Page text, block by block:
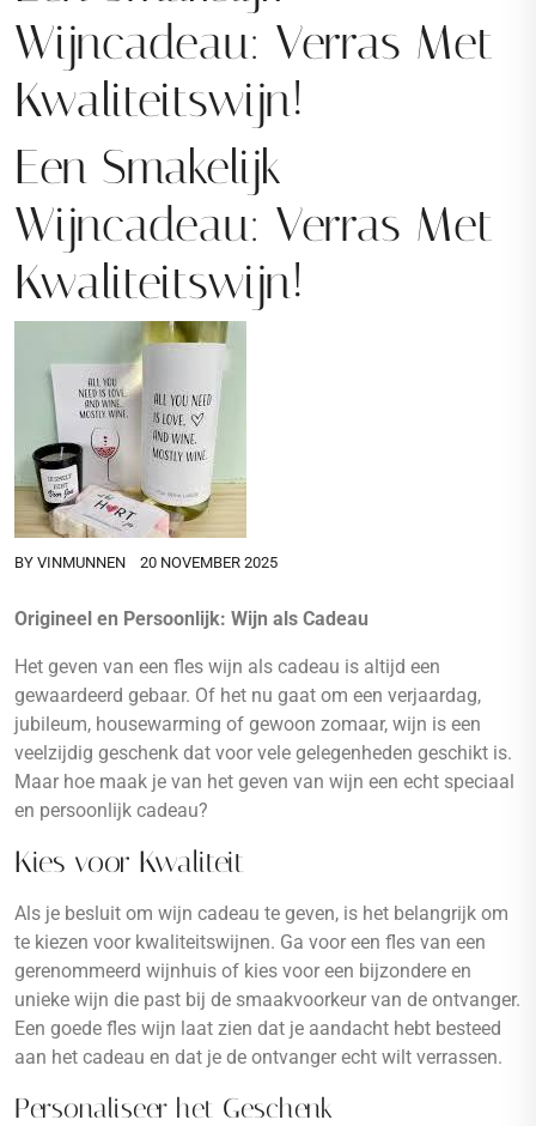
Wijncadeau: Verras Met
Kwaliteitswijn!
Een Smakelijk
Wijncadeau: Verras Met
Kwaliteitswijn!
BY VINMUNNEN 20 NOVEMBER 2025
Origineel en Persoonlijk: Wijn als Cadeau
Het geven van een fles wijn als cadeau is altijd een
gewaardeerd gebaar. Of het nu gaat om een verjaardag,
jubileum, housewarming of gewoon zomaar, wijn is een
veelzijdig geschenk dat voor vele gelegenheden geschikt is.
Maar hoe maak je van het geven van wijn een echt speciaal
en persoonlijk cadeau?
Kies voor Kwaliteit
Als je besluit om wijn cadeau te geven, is het belangrijk om
te kiezen voor kwaliteitswijnen. Ga voor een fles van een
gerenommeerd wijnhuis of kies voor een bijzondere en
unieke wijn die past bij de smaakvoorkeur van de ontvanger.
Een goede fles wijn laat zien dat je aandacht hebt besteed
aan het cadeau en dat je de ontvanger echt wilt verrassen.
Personaliseer het Geschenk